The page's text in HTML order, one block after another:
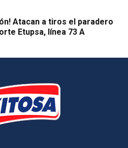
Atacan a tiros el paradero
Etupsa, línea 73 A